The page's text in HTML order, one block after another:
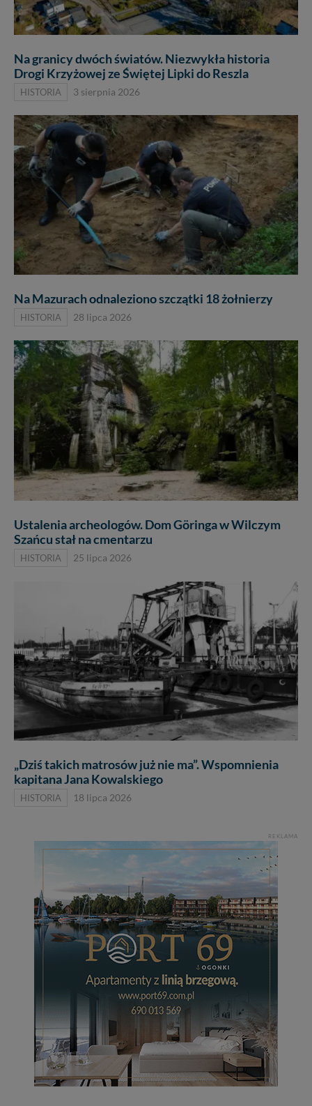
Na granicy dwóch światów. Niezwykła historia
Drogi Krzyżowej ze Świętej Lipki do Reszla
HISTORIA 3 sierpnia 2026
Na Mazurach odnaleziono szczątki 18 żołnierzy
HISTORIA 28 lipca 2026
Ustalenia archeologów. Dom Göringa w Wilczym
Szańcu stał na cmentarzu
HISTORIA 25 lipca 2026
„Dziś takich matrosów już nie ma”. Wspomnienia
kapitana Jana Kowalskiego
HISTORIA 18 lipca 2026
REKLAMA